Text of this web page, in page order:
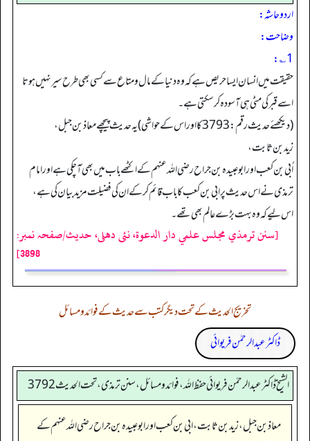
اردو حاشہ:
وضاحت:
1؎:
حقیقت میں انسان ایسا حریص ہے کہ وہ دنیا کے مال و متاع سے کسی بھی طرح سیر نہیں ہوتا
اسے قبر کی مٹی ہی آسودہ کر سکتی ہے۔
(دیکھئے حدیث رقم:3793 کا اوراس کے حواشی) یہ حدیث پیچھے معاذ بن جبل،
زیدبن ثابت،
اُبی بن کعب اور ابوعبیدہ بن جراح رضی اللہ عنہم کے اکٹھے باب میں بھی آ چکی ہے اور امام
ترمذی نے اس حدیث پر ابی بن کعب کا باب قائم کر کے ان کی فضیلت مزید بیان کی ہے،
اس لیے کہ وہ بہت بڑے عالم بھی تھے۔
[سنن ترمذي مجلس علمي دار الدعوة، نئى دهلى، حدیث/صفحہ نمبر:
3898]
تخریج الحدیث کے تحت دیگر کتب سے حدیث کے فوائد و مسائل
ڈاکٹر عبدالرحمٰن فریوائی
الشیخ ڈاکٹر عبد الرحمٰن فریوائی حفظ اللہ، فوائد و مسائل، سنن ترمذی، تحت الحديث 3792
معاذ بن جبل، زید بن ثابت، ابی بن کعب اور ابوعبیدہ بن جراح رضی الله عنہم کے